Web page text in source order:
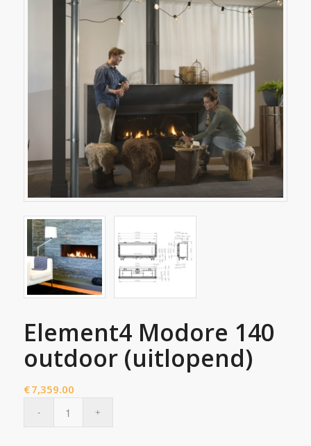
Element4 Modore 140
outdoor (uitlopend)
€7,359.00